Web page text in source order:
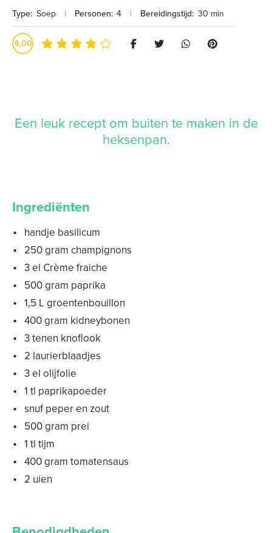
Type: Soep | Personen: 4 | Bereidingstijd: 30 min
4,00
Een leuk recept om buiten te maken in de
heksenpan.
Ingrediënten
handje basilicum
250 gram champignons
3 el Crème fraiche
500 gram paprika
1,5 L groentenbouillon
400 gram kidneybonen
3 tenen knoflook
2 laurierblaadjes
3 el olijfolie
1 tl paprikapoeder
snuf peper en zout
500 gram prei
1 tl tijm
400 gram tomatensaus
2 uien